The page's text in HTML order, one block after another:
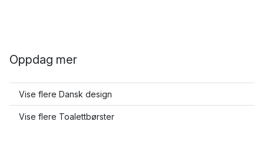
Oppdag mer
Vise flere Dansk design
Vise flere Toalettbørster